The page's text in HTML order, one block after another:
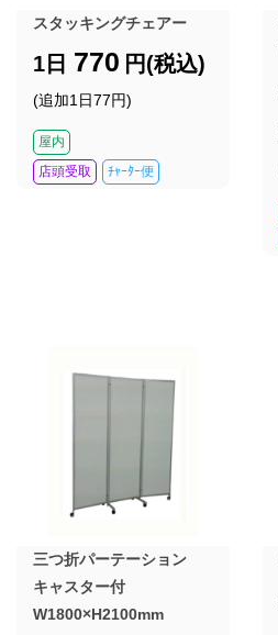
スタッキングチェアー
1日 770 円(税込)
(追加1日77円)
屋内
店頭受取
ﾁｬｰﾀｰ便
三つ折パーテーション
キャスター付
W1800×H2100mm